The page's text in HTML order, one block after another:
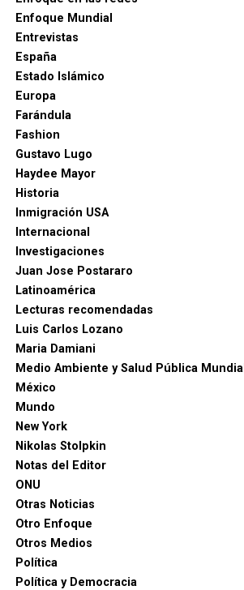
Enfoque Mundial
Entrevistas
España
Estado Islámico
Europa
Farándula
Fashion
Gustavo Lugo
Haydee Mayor
Historia
Inmigración USA
Internacional
Investigaciones
Juan Jose Postararo
Latinoamérica
Lecturas recomendadas
Luis Carlos Lozano
Maria Damiani
Medio Ambiente y Salud Pública Mundial
México
Mundo
New York
Nikolas Stolpkin
Notas del Editor
ONU
Otras Noticias
Otro Enfoque
Otros Medios
Política
Política y Democracia